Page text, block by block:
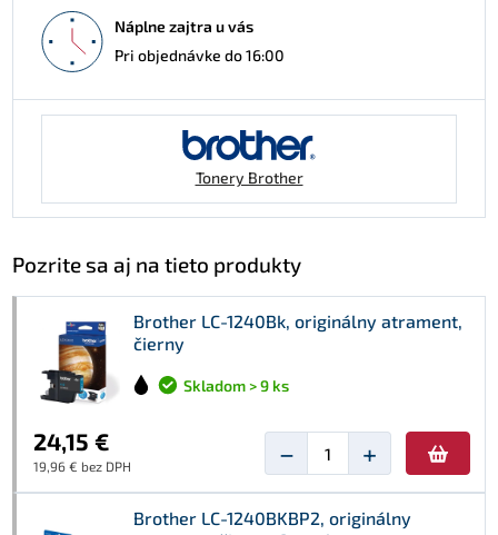
Náplne zajtra u vás
Pri objednávke do 16:00
Tonery Brother
Pozrite sa aj na tieto produkty
Brother LC-1240Bk, originálny atrament,
čierny
Skladom > 9 ks
24,15 €
19,96 € bez DPH − +
Brother LC-1240BKBP2, originálny